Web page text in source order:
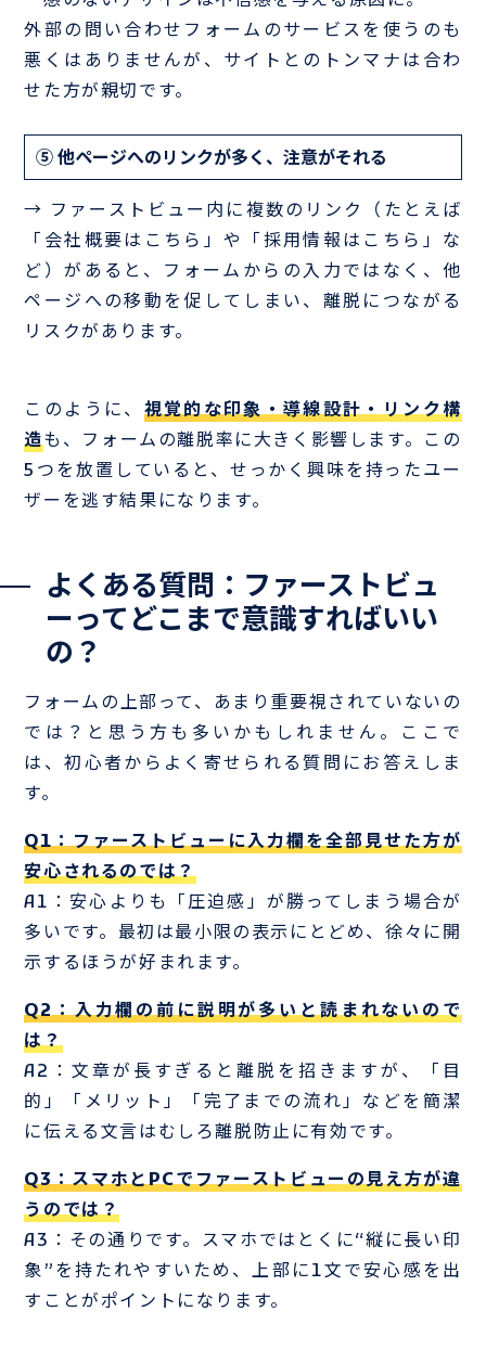
外部の問い合わせフォームのサービスを使うのも
悪くはありませんが、サイトとのトンマナは合わ
せた方が親切です。
⑤ 他ページへのリンクが多く、注意がそれる
→ ファーストビュー内に複数のリンク（たとえば
「会社概要はこちら」や「採用情報はこちら」な
ど）があると、フォームからの入力ではなく、他
ページへの移動を促してしまい、離脱につながる
リスクがあります。
このように、 視覚的な印象・導線設計・リンク構
造も、フォームの離脱率に大きく影響します。この
5つを放置していると、せっかく興味を持ったユー
ザーを逃す結果になります。
よくある質問：ファーストビュ
ーってどこまで意識すればいい
の？
フォームの上部って、あまり重要視されていないの
では？と思う方も多いかもしれません。ここで
は、初心者からよく寄せられる質問にお答えしま
す。
Q1：ファーストビューに入力欄を全部見せた方が
安心されるのでは？
A1：安心よりも「圧迫感」が勝ってしまう場合が
多いです。最初は最小限の表示にとどめ、徐々に開
示するほうが好まれます。
Q2：入力欄の前に説明が多いと読まれないので
は？
A2：文章が長すぎると離脱を招きますが、「目
的」「メリット」「完了までの流れ」などを簡潔
に伝える文言はむしろ離脱防止に有効です。
Q3：スマホとPCでファーストビューの見え方が違
うのでは？
A3：その通りです。スマホではとくに“縦に長い印
象”を持たれやすいため、上部に1文で安心感を出
すことがポイントになります。